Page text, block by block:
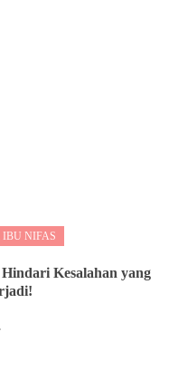
NIFAS
Kesalahan yang